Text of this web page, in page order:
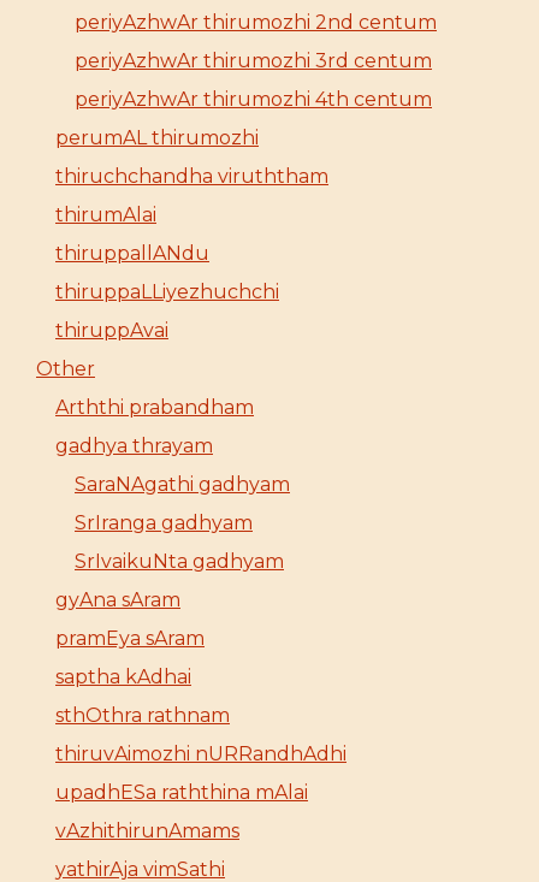
periyAzhwAr thirumozhi 2nd centum
periyAzhwAr thirumozhi 3rd centum
periyAzhwAr thirumozhi 4th centum
perumAL thirumozhi
thiruchchandha viruththam
thirumAlai
thiruppallANdu
thiruppaLLiyezhuchchi
thiruppAvai
Other
Arththi prabandham
gadhya thrayam
SaraNAgathi gadhyam
SrIranga gadhyam
SrIvaikuNta gadhyam
gyAna sAram
pramEya sAram
saptha kAdhai
sthOthra rathnam
thiruvAimozhi nURRandhAdhi
upadhESa raththina mAlai
vAzhithirunAmams
yathirAja vimSathi